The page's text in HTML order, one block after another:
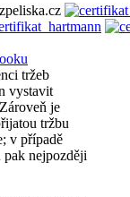
tržeb
vystavit
je
tržbu
v případě
nejpozději